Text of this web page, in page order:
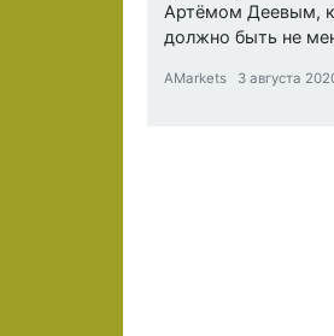
Артёмом Деевым,
должно быть не
AMarkets 3 августа